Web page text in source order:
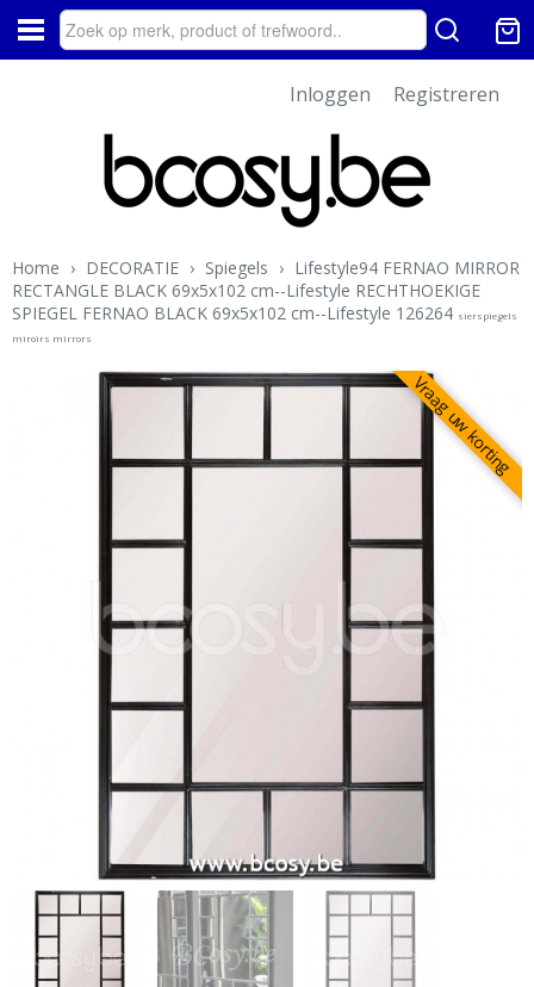
Inloggen Registreren
Home › DECORATIE › Spiegels › Lifestyle94 FERNAO MIRROR
RECTANGLE BLACK 69x5x102 cm--Lifestyle RECHTHOEKIGE
SPIEGEL FERNAO BLACK 69x5x102 cm--Lifestyle 126264 sierspiegels
miroirs mirrors
Vraag uw korting